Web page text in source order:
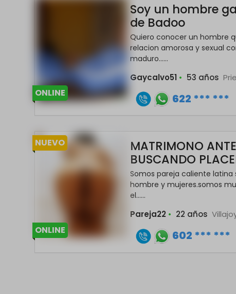
ONLINE
Soy un hombre
de Badoo
Quiero conocer un hombre
relacion amorosa y sexual
maduro......
Gaycalvo51 • 53 años
622 *** ***
NUEVO
ONLINE
MATRIMONO
BUSCANDO
Somos pareja caliente latina
hombre y mujeres.somos
el......
Pareja22 • 22 años
602 *** ***